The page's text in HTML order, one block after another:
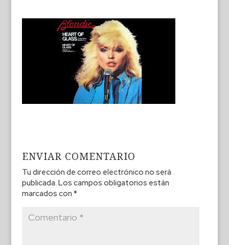
ENVIAR COMENTARIO
Tu dirección de correo electrónico no será
publicada. Los campos obligatorios están
marcados con *